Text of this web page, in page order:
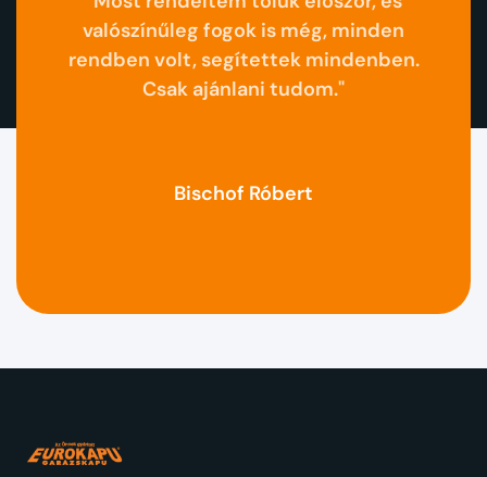
Bischof Róbert
valószínűleg fogok is még, minden
rendben volt, segítettek mindenben.
Csak ajánlani tudom."